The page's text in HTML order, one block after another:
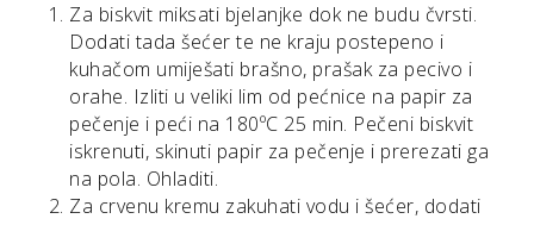
Za biskvit miksati bjelanjke dok ne budu čvrsti.
Dodati tada šećer te ne kraju postepeno i
kuhačom umiješati brašno, prašak za pecivo i
orahe. Izliti u veliki lim od pećnice na papir za
pečenje i peći na 180ºC 25 min. Pečeni biskvit
iskrenuti, skinuti papir za pečenje i prerezati ga
na pola. Ohladiti.
Za crvenu kremu zakuhati vodu i šećer, dodati